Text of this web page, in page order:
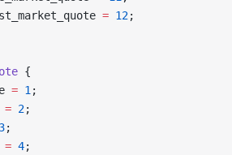
= 12;
{
= 1 ;
= 2;
;
= 4;